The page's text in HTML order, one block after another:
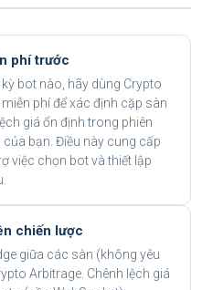
phí trước
bot nào, hãy dùng Crypto
phí để xác định cặp sàn
giá ổn định trong phiên
bạn. Điều này cung cấp
việc chọn bot và thiết lập
chiến lược
giữa các sàn (không yêu
Arbitrage. Chênh lệch giá